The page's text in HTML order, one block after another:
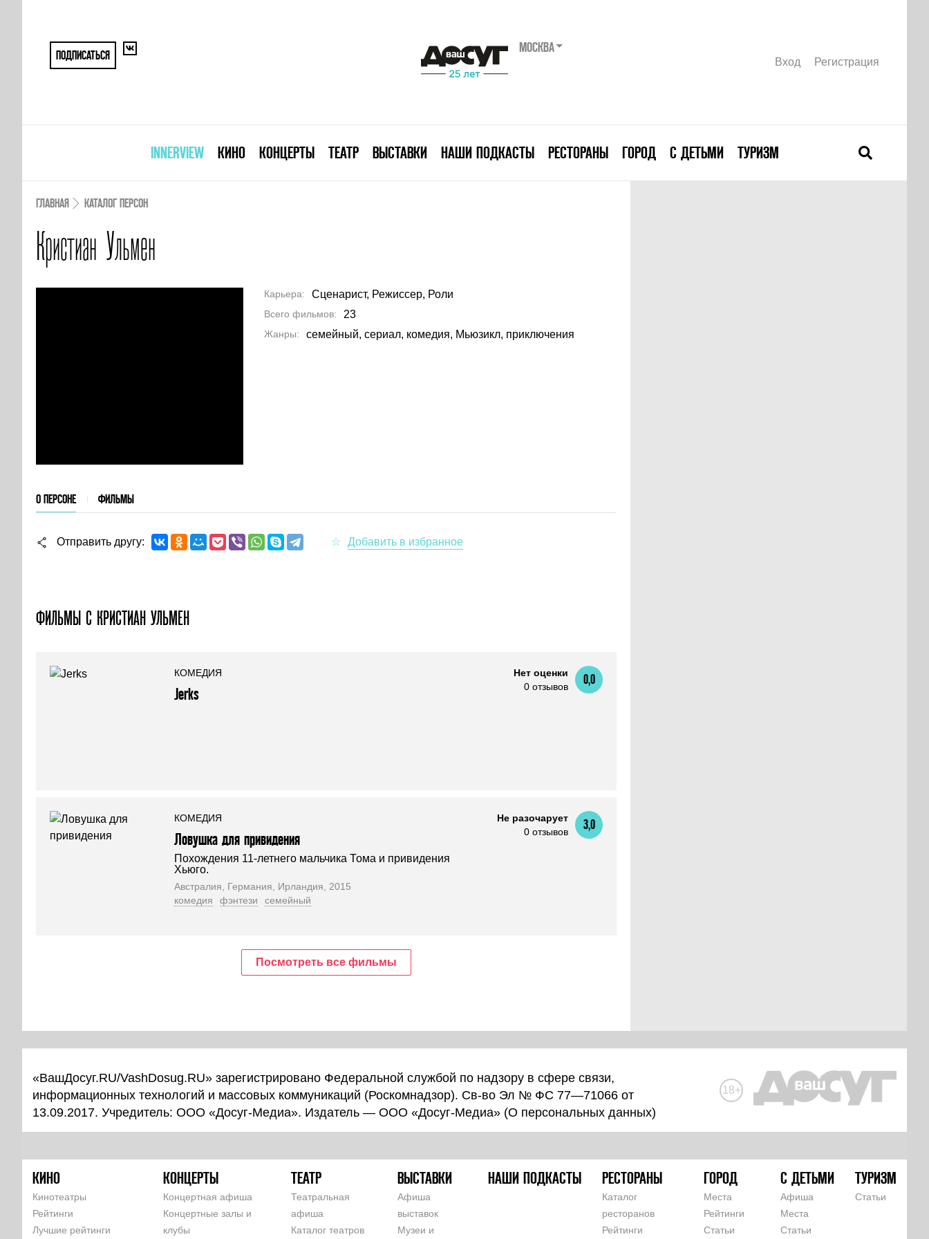
ПОДПИСАТЬСЯ
МОСКВА
Вход Регистрация
INNERVIEW КИНО КОНЦЕРТЫ ТЕАТР ВЫСТАВКИ НАШИ ПОДКАСТЫ РЕСТОРАНЫ ГОРОД С ДЕТЬМИ ТУРИЗМ
ГЛАВНАЯ КАТАЛОГ ПЕРСОН
Кристиан Ульмен
Карьера Сценарист, Режиссер, Роли
Всего фильмов 23
Жанры семейный, сериал, комедия, Мьюзикл, приключения
О ПЕРСОНЕ ФИЛЬМЫ
Отправить другу
ФИЛЬМЫ С КРИСТИАН УЛЬМЕН
КОМЕДИЯ
Jerks
Нет оценки
0 отзывов
0,0
КОМЕДИЯ
Ловушка для привидения
Похождения 11-летнего мальчика Тома и привидения
Хьюго.
Австралия, Германия, Ирландия, 2015
комедия
фэнтези семейный
Не разочарует
0 отзывов
3,0
Посмотреть все фильмы
«ВашДосуг.RU/VashDosug.RU» зарегистрировано Федеральной службой по надзору в сфере связи,
информационных технологий и массовых коммуникаций (Роскомнадзор). Св-во Эл № ФС 77—71066 от
13.09.2017. Учредитель: ООО «Досуг-Медиа». Издатель — ООО «Досуг-Медиа» (О персональных данных)
18+
КИНО
Кинотеатры
Рейтинги
Лучшие рейтинги
КОНЦЕРТЫ
Концертная афиша
Концертные залы и
клубы
ТЕАТР
Театральная
афиша
Каталог театров
ВЫСТАВКИ
Афиша
выставок
Музеи и
НАШИ ПОДКАСТЫ РЕСТОРАНЫ
Каталог
ресторанов
Рейтинги
ГОРОД
Места
Рейтинги
Статьи
С ДЕТЬМИ
Афиша
Места
Статьи
ТУРИЗМ
Статьи